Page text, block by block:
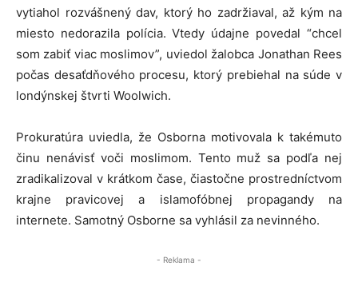
vytiahol rozvášnený dav, ktorý ho zadržiaval, až kým na
miesto nedorazila polícia. Vtedy údajne povedal “chcel
som zabiť viac moslimov”, uviedol žalobca Jonathan Rees
počas desaťdňového procesu, ktorý prebiehal na súde v
londýnskej štvrti Woolwich.
Prokuratúra uviedla, že Osborna motivovala k takémuto
činu nenávisť voči moslimom. Tento muž sa podľa nej
zradikalizoval v krátkom čase, čiastočne prostredníctvom
krajne pravicovej a islamofóbnej propagandy na
internete. Samotný Osborne sa vyhlásil za nevinného.
- Reklama -